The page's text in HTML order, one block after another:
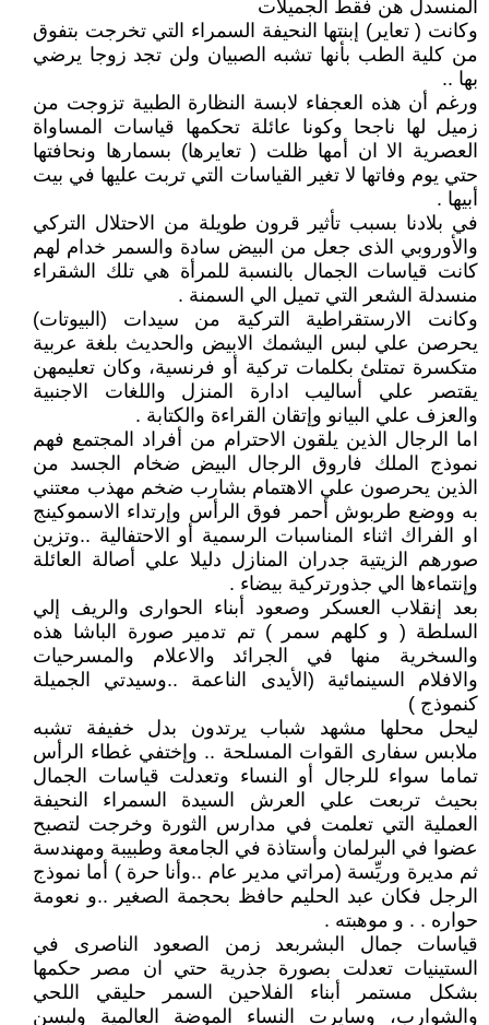
المنسدل هن فقط الجميلات
وكانت ( تعاير) إبنتها النحيفة السمراء التي تخرجت بتفوق
من كلية الطب بأنها تشبه الصبيان ولن تجد زوجا يرضي
بها ..
ورغم أن هذه العجفاء لابسة النظارة الطبية تزوجت من
زميل لها ناجحا وكونا عائلة تحكمها قياسات المساواة
العصرية الا ان أمها ظلت ( تعايرها) بسمارها ونحافتها
حتي يوم وفاتها لا تغير القياسات التي تربت عليها في بيت
أبيها .
في بلادنا بسبب تأثير قرون طويلة من الاحتلال التركي
والأوروبي الذى جعل من البيض سادة والسمر خدام لهم
كانت قياسات الجمال بالنسبة للمرأة هي تلك الشقراء
منسدلة الشعر التي تميل الي السمنة .
وكانت الارستقراطية التركية من سيدات (البيوتات)
يحرصن علي لبس اليشمك الابيض والحديث بلغة عربية
متكسرة تمتلئ بكلمات تركية أو فرنسية، وكان تعليمهن
يقتصر علي أساليب ادارة المنزل واللغات الاجنبية
والعزف علي البيانو وإتقان القراءة والكتابة .
اما الرجال الذين يلقون الاحترام من أفراد المجتمع فهم
نموذج الملك فاروق الرجال البيض ضخام الجسد من
الذين يحرصون علي الاهتمام بشارب ضخم مهذب معتني
به ووضع طربوش أحمر فوق الرأس وإرتداء الاسموكينج
او الفراك اثناء المناسبات الرسمية أو الاحتفالية ..وتزين
صورهم الزيتية جدران المنازل دليلا علي أصالة العائلة
وإنتماءها الي جذورتركية بيضاء .
بعد إنقلاب العسكر وصعود أبناء الحوارى والريف إلي
السلطة ( و كلهم سمر ) تم تدمير صورة الباشا هذه
والسخرية منها في الجرائد والاعلام والمسرحيات
والافلام السينمائية (الأيدى الناعمة ..وسيدتي الجميلة
كنموذج )
ليحل محلها مشهد شباب يرتدون بدل خفيفة تشبه
ملابس سفارى القوات المسلحة .. وإختفي غطاء الرأس
تماما سواء للرجال أو النساء وتعدلت قياسات الجمال
بحيث تربعت علي العرش السيدة السمراء النحيفة
العملية التي تعلمت في مدارس الثورة وخرجت لتصبح
عضوا في البرلمان وأستاذة في الجامعة وطبيبة ومهندسة
ثم مديرة وريِّسة (مراتي مدير عام ..وأنا حرة ) أما نموذج
الرجل فكان عبد الحليم حافظ بحجمة الصغير ..و نعومة
حواره . . و موهبته .
قياسات جمال البشربعد زمن الصعود الناصرى في
الستينيات تعدلت بصورة جذرية حتي ان مصر حكمها
بشكل مستمر أبناء الفلاحين السمر حليقي اللحي
والشوارب، وسايرت النساء الموضة العالمية ولبسن